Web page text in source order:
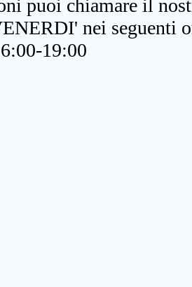
puoi chiamare il
nei seguenti
19:00